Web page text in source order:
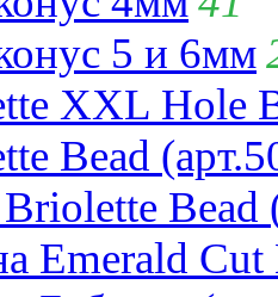
5 и 6мм
XXL Hole
Bead
Bead
Emerald Cut